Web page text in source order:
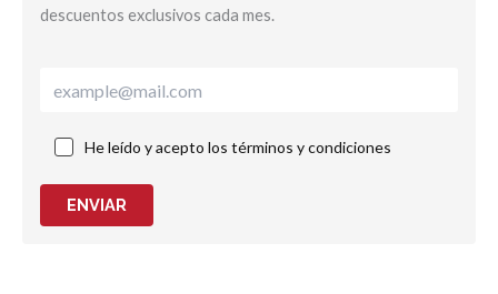
descuentos exclusivos cada mes.
He leído y acepto los términos y condiciones
ENVIAR